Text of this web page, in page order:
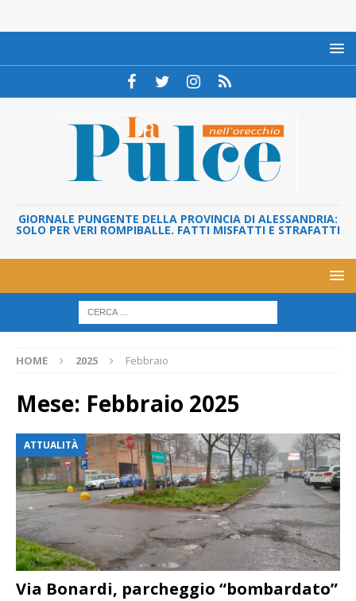
GIORNALE PUNGENTE DELLA PROVINCIA DI ALESSANDRIA:
SOLO PER VERI ROMPIBALLE. FATTI MISFATTI E STRAFATTI
HOME 2025 Febbraio
Mese: Febbraio 2025
ATTUALITÀ
Via Bonardi, parcheggio “bombardato”